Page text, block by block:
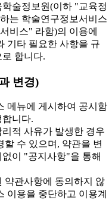
술정보원(이하 "교육정
는 학술연구정보서비스
비스" 라함)의 이용에
기타 필요한 사항을 규
합니다.
변경)
메뉴에 게시하여 공시함
합니다.
적 사유가 발생한 경우
할 수 있으며, 약관을 변
이 "공지사항"을 통해
관사항에 동의하지 않
이용을 중단하고 이용계